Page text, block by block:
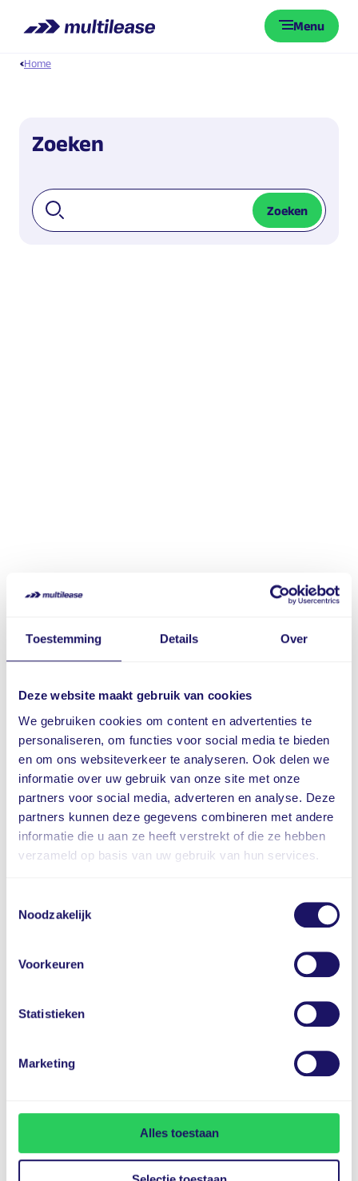
Toestemming Details Over
Deze website maakt gebruik van cookies
We gebruiken cookies om content en advertenties te
personaliseren, om functies voor social media te bieden
en om ons websiteverkeer te analyseren. Ook delen we
informatie over uw gebruik van onze site met onze
partners voor social media, adverteren en analyse. Deze
partners kunnen deze gegevens combineren met andere
informatie die u aan ze heeft verstrekt of die ze hebben
verzameld op basis van uw gebruik van hun services.
Noodzakelijk
Voorkeuren
Statistieken
Marketing
Alles toestaan
Menu
Home
Zoeken